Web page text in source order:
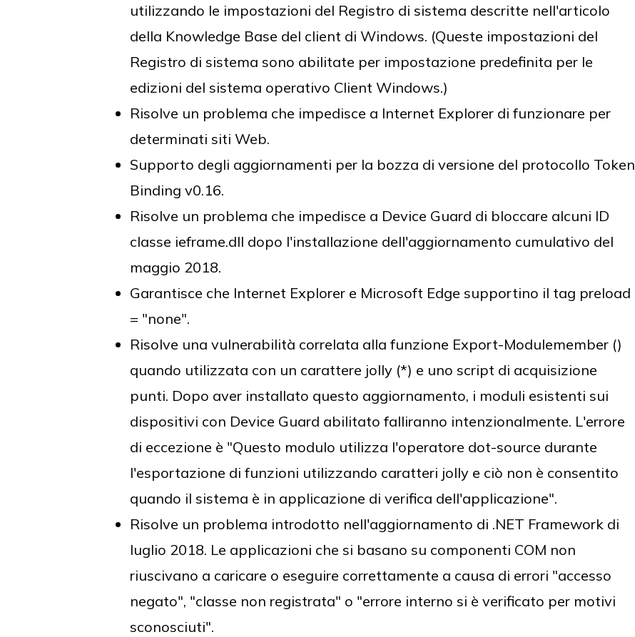
utilizzando le impostazioni del Registro di sistema descritte nell'articolo
della Knowledge Base del client di Windows. (Queste impostazioni del
Registro di sistema sono abilitate per impostazione predefinita per le
edizioni del sistema operativo Client Windows.)
Risolve un problema che impedisce a Internet Explorer di funzionare per
determinati siti Web.
Supporto degli aggiornamenti per la bozza di versione del protocollo Token
Binding v0.16.
Risolve un problema che impedisce a Device Guard di bloccare alcuni ID
classe ieframe.dll dopo l'installazione dell'aggiornamento cumulativo del
maggio 2018.
Garantisce che Internet Explorer e Microsoft Edge supportino il tag preload
= "none".
Risolve una vulnerabilità correlata alla funzione Export-Modulemember ()
quando utilizzata con un carattere jolly (*) e uno script di acquisizione
punti. Dopo aver installato questo aggiornamento, i moduli esistenti sui
dispositivi con Device Guard abilitato falliranno intenzionalmente. L'errore
di eccezione è "Questo modulo utilizza l'operatore dot-source durante
l'esportazione di funzioni utilizzando caratteri jolly e ciò non è consentito
quando il sistema è in applicazione di verifica dell'applicazione".
Risolve un problema introdotto nell'aggiornamento di .NET Framework di
luglio 2018. Le applicazioni che si basano su componenti COM non
riuscivano a caricare o eseguire correttamente a causa di errori "accesso
negato", "classe non registrata" o "errore interno si è verificato per motivi
sconosciuti".